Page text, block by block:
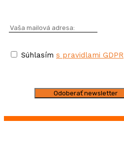
Súhlasím s pravidlami GDPR